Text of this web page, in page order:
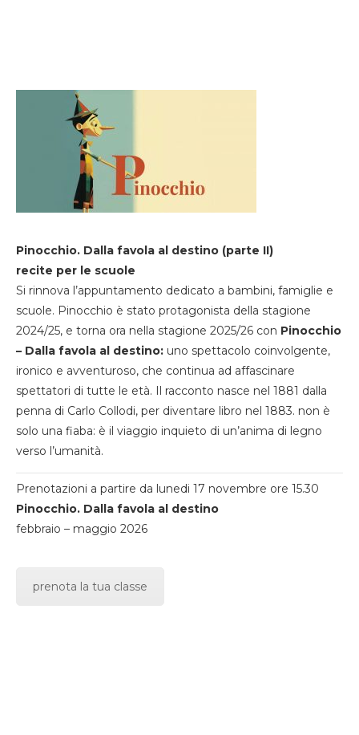
Pinocchio. Dalla favola al destino (parte II)
recite per le scuole
Si rinnova l’appuntamento dedicato a bambini, famiglie e
scuole. Pinocchio è stato protagonista della stagione
2024/25, e torna ora nella stagione 2025/26 con Pinocchio
– Dalla favola al destino: uno spettacolo coinvolgente,
ironico e avventuroso, che continua ad affascinare
spettatori di tutte le età. Il racconto nasce nel 1881 dalla
penna di Carlo Collodi, per diventare libro nel 1883. non è
solo una fiaba: è il viaggio inquieto di un’anima di legno
verso l’umanità.
Prenotazioni a partire da lunedi 17 novembre ore 15.30
Pinocchio. Dalla favola al destino
febbraio – maggio 2026
prenota la tua classe